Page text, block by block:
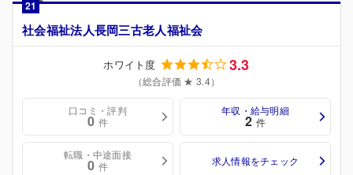
21
社会福祉法人長岡三古老人福祉会
ホワイト度 3.3
（総合評価 ★ 3.4）
口コミ・評判
0 件
年収・給与明細
2 件
転職・中途面接
0 件 求人情報をチェック